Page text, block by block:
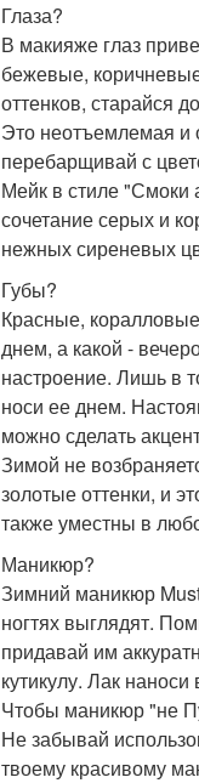
Глаза?
В макияже глаз
бежевые,
оттенков, старайся
Это неотъемлемая и
перебарщивай с
Мейк в стиле "Смоки
сочетание серых и
нежных сиреневых
Губы?
Красные,
днем, а какой -
настроение. Лишь в
носи ее днем.
можно сделать
Зимой не
золотые оттенки, и
также уместны в
Маникюр?
Зимний маникюр
ногтях выглядят.
придавай им
кутикулу. Лак
Чтобы маникюр "не
Не забывай
твоему красивому